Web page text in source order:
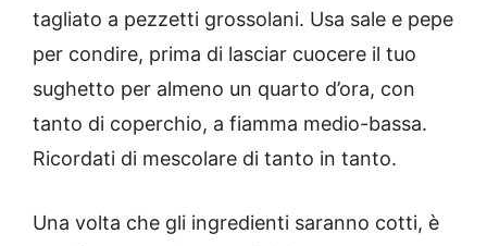
tagliato a pezzetti grossolani. Usa sale e pepe
per condire, prima di lasciar cuocere il tuo
sughetto per almeno un quarto d’ora, con
tanto di coperchio, a fiamma medio-bassa.
Ricordati di mescolare di tanto in tanto.
Una volta che gli ingredienti saranno cotti, è